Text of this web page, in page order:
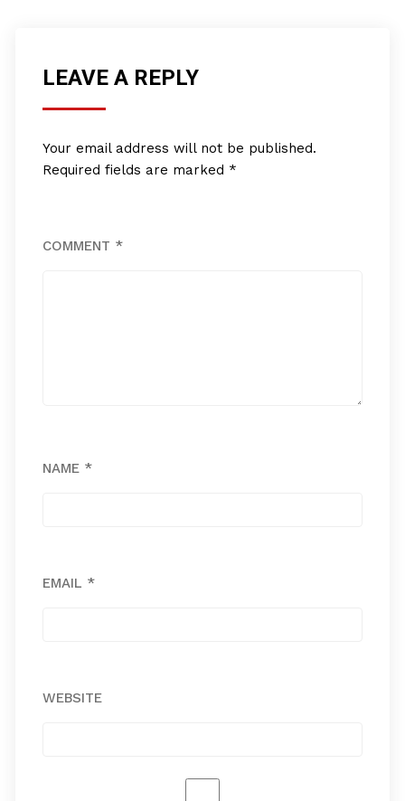
LEAVE A REPLY
Your email address will not be published.
Required fields are marked *
COMMENT *
NAME *
EMAIL *
WEBSITE